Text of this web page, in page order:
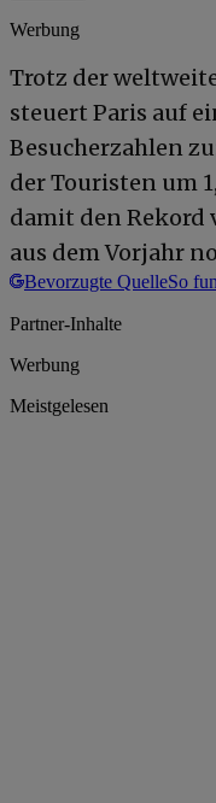
Werbung
Trotz der
steuert Paris auf
Besucherzahlen
der Touristen um
damit den Rekord
aus dem Vorjahr
Bevorzugte QuelleSo
Partner-Inhalte
Werbung
Meistgelesen